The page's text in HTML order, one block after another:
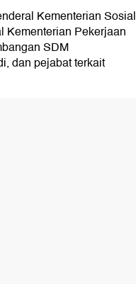
Kementerian Sosial
Kementerian Pekerjaan
SDM
dan pejabat terkait